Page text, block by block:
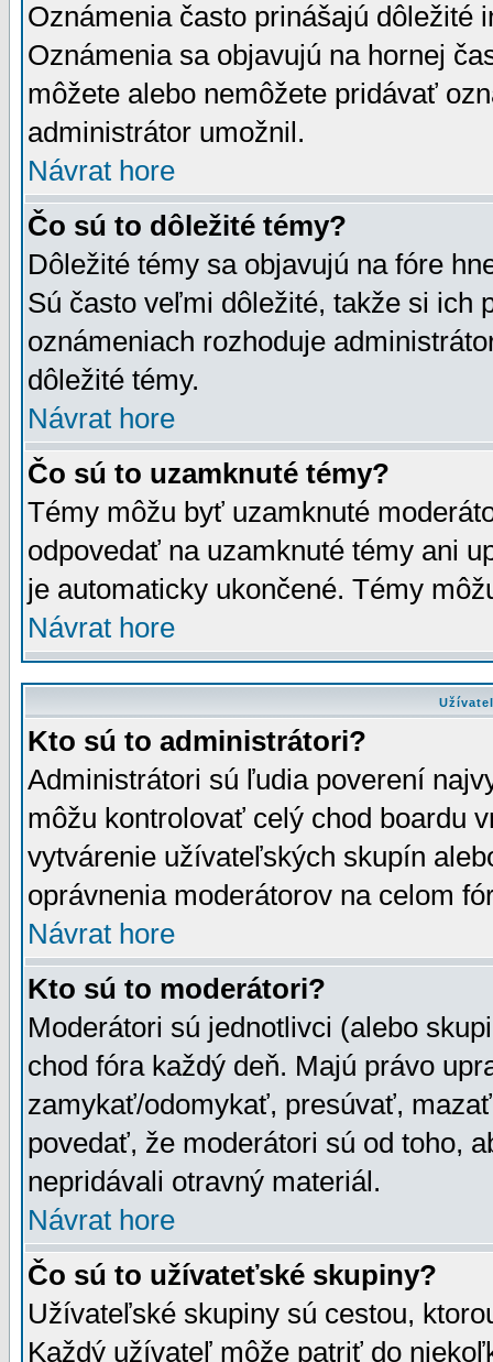
Oznámenia často prinášajú dôležité
Oznámenia sa objavujú na hornej
môžete alebo nemôžete pridávať
administrátor umožnil.
Návrat hore
Čo sú to dôležité témy?
Dôležité témy sa objavujú na fóre
Sú často veľmi dôležité, takže si ich
oznámeniach rozhoduje
dôležité témy.
Návrat hore
Čo sú to uzamknuté témy?
Témy môžu byť uzamknuté
odpovedať na uzamknuté témy ani
je automaticky ukončené. Témy
Návrat hore
Kto sú to administrátori?
Administrátori sú ľudia poverení
môžu kontrolovať celý chod boardu
vytvárenie užívateľských skupín
oprávnenia moderátorov na celom
Návrat hore
Kto sú to moderátori?
Moderátori sú jednotlivci (alebo
chod fóra každý deň. Majú právo
zamykať/odomykať, presúvať,
povedať, že moderátori sú od toho,
nepridávali otravný materiál.
Návrat hore
Čo sú to užívateťské skupiny?
Užívateľské skupiny sú cestou,
Každý užívateľ môže patriť do